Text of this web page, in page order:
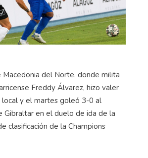
Macedonia del Norte, donde milita
Freddy Álvarez, hizo valer
local y el martes goleó 3-0 al
Gibraltar en el duelo de ida de la
clasificación de la Champions